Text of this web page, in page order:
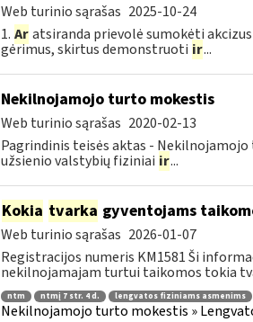
Web turinio sąrašas 2025-10-24
1. Ar atsiranda prievolė sumokėti
gėrimus, skirtus demonstruoti ir...
Nekilnojamojo turto mokestis
Web turinio sąrašas 2020-02-13
Pagrindinis teisės aktas -
užsienio valstybių fiziniai ir...
Kokia tvarka gyventojams
Web turinio sąrašas 2026-01-07
Registracijos numeris KM1581 Ši
nekilnojamajam turtui taikomos tokia
ntm ntmį 7 str. 4 d. lengvatos fiziniams asmenims
Nekilnojamojo turto mokestis »